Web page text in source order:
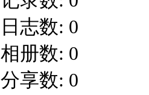
日志数: 0
相册数: 0
分享数: 0